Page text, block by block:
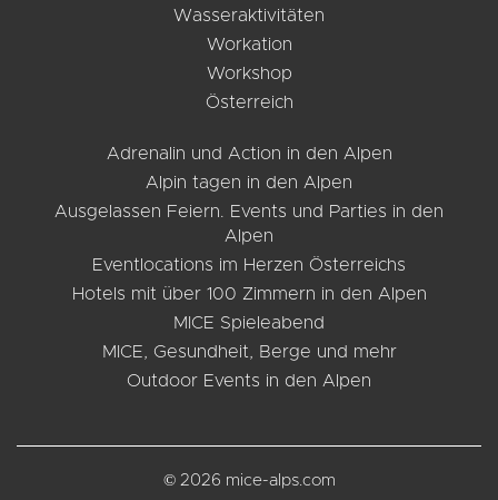
Wasseraktivitäten
Workation
Workshop
Österreich
Adrenalin und Action in den Alpen
Alpin tagen in den Alpen
Ausgelassen Feiern. Events und Parties in den
Alpen
Eventlocations im Herzen Österreichs
Hotels mit über 100 Zimmern in den Alpen
MICE Spieleabend
MICE, Gesundheit, Berge und mehr
Outdoor Events in den Alpen
© 2026 mice-alps.com